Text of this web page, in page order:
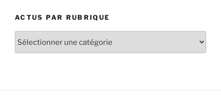
ACTUS PAR RUBRIQUE